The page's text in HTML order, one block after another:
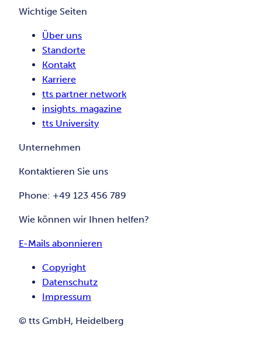
Wichtige Seiten
Über uns
Standorte
Kontakt
Karriere
tts partner network
insights. magazine
tts University
Unternehmen
Kontaktieren Sie uns
Phone: +49 123 456 789
Wie können wir Ihnen helfen?
E-Mails abonnieren
Copyright
Datenschutz
Impressum
© tts GmbH, Heidelberg